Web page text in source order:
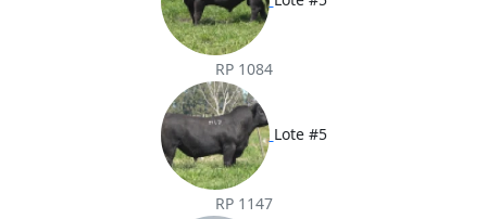
RP 1084
Lote #5
RP 1147